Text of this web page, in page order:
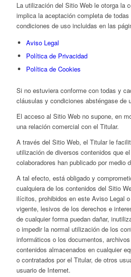
La utilización del Sitio Web le otorga la
implica la aceptación completa de
condiciones de uso incluidas en las
Aviso Legal
Política de Privacidad
Política de Cookies
Si no estuviera conforme con todas y
cláusulas y condiciones absténgase de
El acceso al Sitio Web no supone, en
una relación comercial con el Titular.
A través del Sitio Web, el Titular le
utilización de diversos contenidos que
colaboradores han publicado por medio
A tal efecto, está obligado y
cualquiera de los contenidos del Sitio
ilícitos, prohibidos en este Aviso Legal
vigente, lesivos de los derechos e
de cualquier forma puedan dañar,
o impedir la normal utilización de los
informáticos o los documentos,
contenidos almacenados en cualquier
o contratados por el Titular, de otros
usuario de Internet.